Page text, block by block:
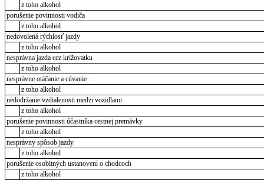
z toho alkohol
porušenie povinnosti vodiča
z toho alkohol
nedovolená rýchlosť jazdy
z toho alkohol
nesprávna jazda cez križovatku
z toho alkohol
nesprávne otáčanie a cúvanie
z toho alkohol
nedodržanie vzdialenosti medzi vozidlami
z toho alkohol
porušenie povinnosti účastníka cestnej premávky
z toho alkohol
nesprávny spôsob jazdy
z toho alkohol
porušenie osobitných ustanovení o chodcoch
z toho alkohol